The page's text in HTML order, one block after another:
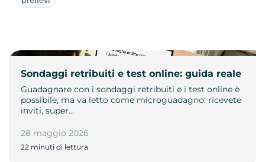
Sondaggi retribuiti e test online: guida reale
Guadagnare con i sondaggi retribuiti e i test online è
possibile, ma va letto come microguadagno: ricevete
inviti, super…
28 maggio 2026
22 minuti di lettura